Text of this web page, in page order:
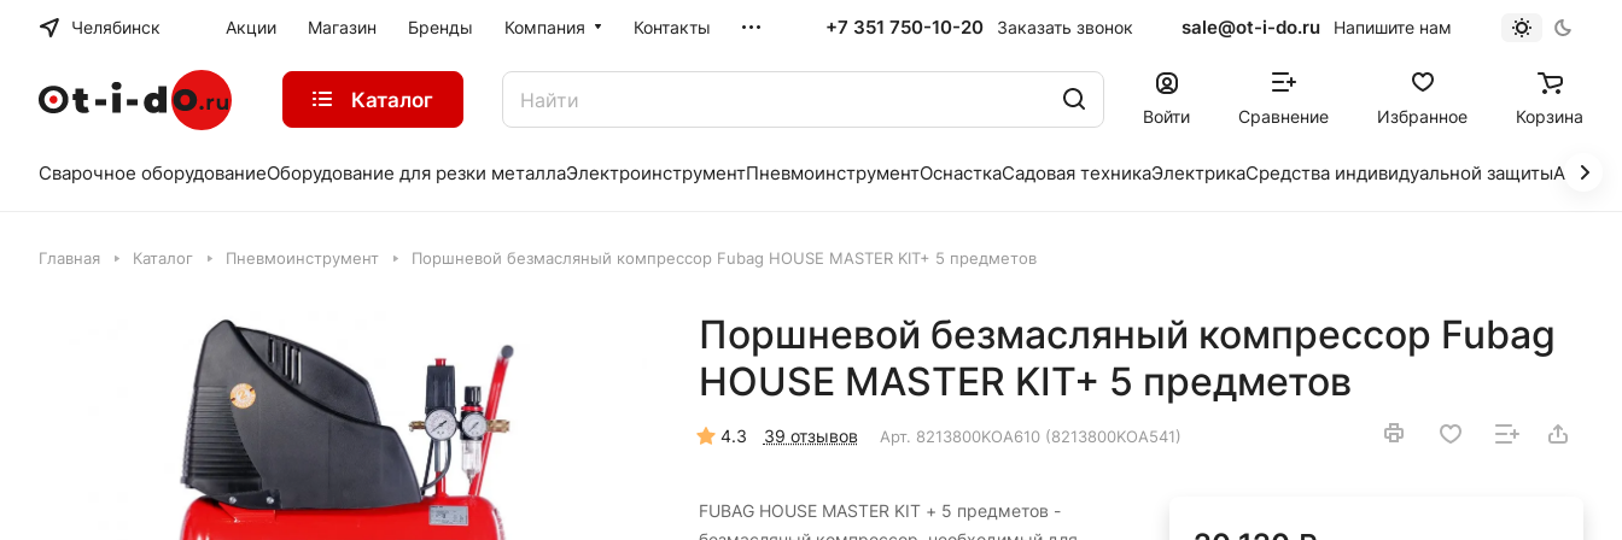
Челябинск Акции Магазин Бренды Компания Контакты +7 351 750-10-20 Заказать звонок sale@ot-i-do.ru Напишите нам
Каталог
Войти Сравнение Избранное Корзина
Сварочное оборудованиеОборудование для резки металлаЭлектроинструментПневмоинструментОснасткаСадовая техникаЭлектрикаСредства индивидуальной защиты
Главная Каталог Пневмоинструмент Поршневой безмасляный компрессор Fubag HOUSE MASTER KIT+ 5 предметов
Поршневой безмасляный компрессор Fubag
HOUSE MASTER KIT+ 5 предметов
4.3 39 отзывов Арт. 8213800KOA610 (8213800KOA541)
FUBAG HOUSE MASTER KIT + 5 предметов -